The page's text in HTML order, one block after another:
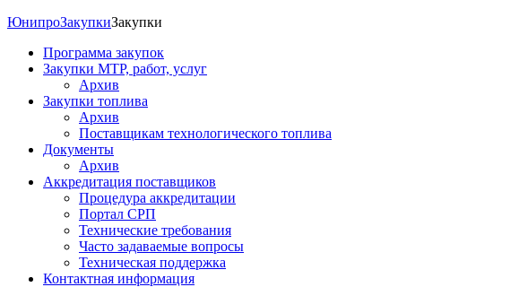
ЮнипроЗакупкиЗакупки
Программа закупок
Закупки МТР, работ, услуг
Архив
Закупки топлива
Архив
Поставщикам технологического топлива
Документы
Архив
Аккредитация поставщиков
Процедура аккредитации
Портал СРП
Технические требования
Часто задаваемые вопросы
Техническая поддержка
Контактная информация